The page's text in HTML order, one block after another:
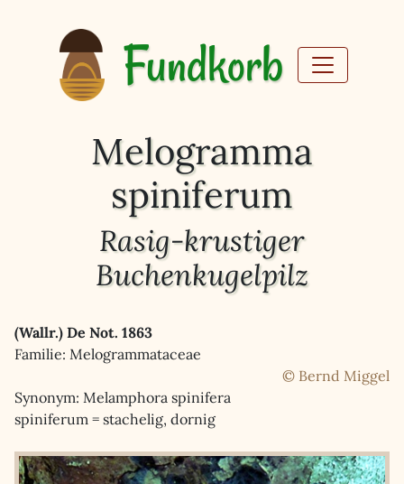
Fundkorb
Melogramma
spiniferum
Rasig-krustiger
Buchenkugelpilz
(Wallr.) De Not. 1863
Familie: Melogrammataceae
© Bernd Miggel
Synonym: Melamphora spinifera
spiniferum = stachelig, dornig